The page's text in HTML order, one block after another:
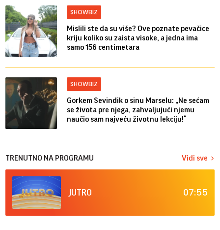
SHOWBIZ
Mislili ste da su više? Ove poznate pevačice
kriju koliko su zaista visoke, a jedna ima
samo 156 centimetara
SHOWBIZ
Gorkem Sevindik o sinu Marselu: „Ne sećam
se života pre njega, zahvaljujući njemu
naučio sam najveću životnu lekciju!“
TRENUTNO NA PROGRAMU Vidi sve
JUTRO 07:55